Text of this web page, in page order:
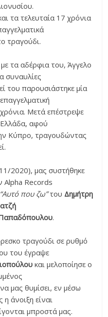
τα τελευταία 17 χρόνια
τραγούδι.
τα αδέρφια του, Άγγελο
συναυλίες
του παρουσιάστηκε μία
Μετά επέστρεψε
Ελλάδα, αφού
Κύπρο, τραγουδώντας
2020), μας συστήθηκε
Alpha Records
“Αυτό που ζω”του Δημήτρη
.
τραγούδι σε ρυθμό
του έγραψε
και μελοποίησε ο
μας θυμίσει, εν μέσω
άνοιξη είναι
μπροστά μας.